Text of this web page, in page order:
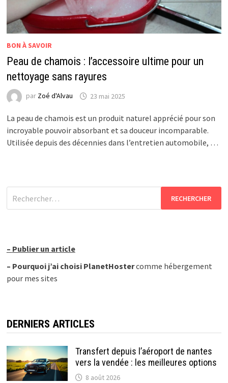
BON À SAVOIR
Peau de chamois : l’accessoire ultime pour un
nettoyage sans rayures
par Zoé d'Alvau 23 mai 2025
La peau de chamois est un produit naturel apprécié pour son
incroyable pouvoir absorbant et sa douceur incomparable.
Utilisée depuis des décennies dans l’entretien automobile, …
– Publier un article
– Pourquoi j’ai choisi PlanetHostercomme hébergement
pour mes sites
DERNIERS ARTICLES
Transfert depuis l’aéroport de nantes
vers la vendée : les meilleures options
8 août 2026